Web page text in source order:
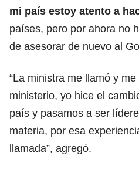
mi país estoy atento a
países, pero por ahora no
de asesorar de nuevo al
“La ministra me llamó y
ministerio, yo hice el
país y pasamos a ser
materia, por esa
llamada”, agregó.